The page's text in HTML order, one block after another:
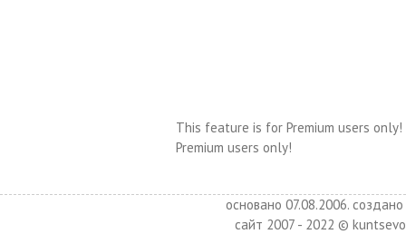
This feature is for Premium users only!
Premium users only!
основано 07.08.2006.
сайт 2007 - 2022 ©